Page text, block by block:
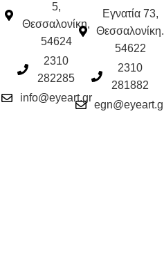
5,
Θεσσαλονίκη,
54624
2310
282285
info@eyeart.gr
Εγνατία 73,
Θεσσαλονίκη.
54622
2310
281882